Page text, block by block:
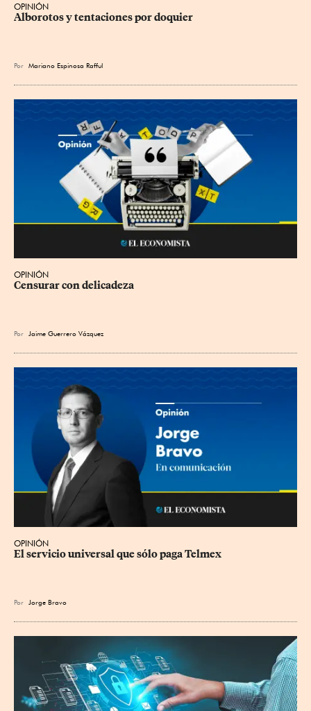
OPINIÓN
Alborotos y tentaciones por doquier
Por Mariano Espinosa Rafful
OPINIÓN
Censurar con delicadeza
Por Jaime Guerrero Vázquez
OPINIÓN
El servicio universal que sólo paga Telmex
Por Jorge Bravo